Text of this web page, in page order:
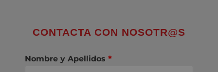
CONTACTA CON NOSOTR@S
Nombre y Apellidos *